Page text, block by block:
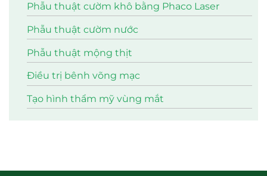
Phẫu thuật cườm khô bằng Phaco Laser
Phẫu thuật cườm nước
Phẫu thuật mộng thịt
Điều trị bênh võng mạc
Tạo hình thẩm mỹ vùng mắt